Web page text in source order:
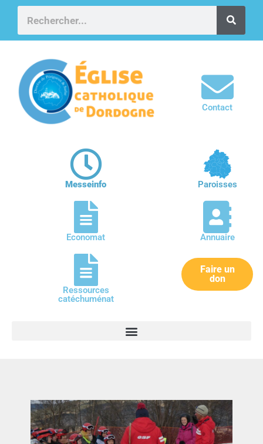
Contact
Messeinfo Paroisses
Economat Annuaire
Ressources
catéchuménat
Faire un
don